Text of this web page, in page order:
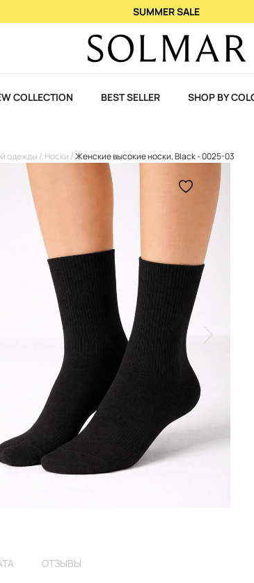
При покупке 2 ароматов – 3-й в
COLLECTION BEST SELLER SHOP BY
одежды Носки Женские высокие носки, Black - 0025-03
ОТЗЫВЫ